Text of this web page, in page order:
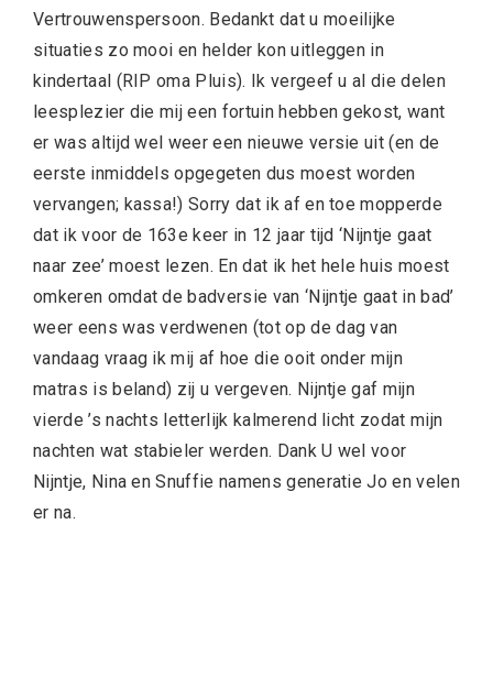
Vertrouwenspersoon. Bedankt dat u moeilijke
situaties zo mooi en helder kon uitleggen in
kindertaal (RIP oma Pluis). Ik vergeef u al die delen
leesplezier die mij een fortuin hebben gekost, want
er was altijd wel weer een nieuwe versie uit (en de
eerste inmiddels opgegeten dus moest worden
vervangen; kassa!) Sorry dat ik af en toe mopperde
dat ik voor de 163e keer in 12 jaar tijd ‘Nijntje gaat
naar zee’ moest lezen. En dat ik het hele huis moest
omkeren omdat de badversie van ‘Nijntje gaat in bad’
weer eens was verdwenen (tot op de dag van
vandaag vraag ik mij af hoe die ooit onder mijn
matras is beland) zij u vergeven. Nijntje gaf mijn
vierde ’s nachts letterlijk kalmerend licht zodat mijn
nachten wat stabieler werden. Dank U wel voor
Nijntje, Nina en Snuffie namens generatie Jo en velen
er na.